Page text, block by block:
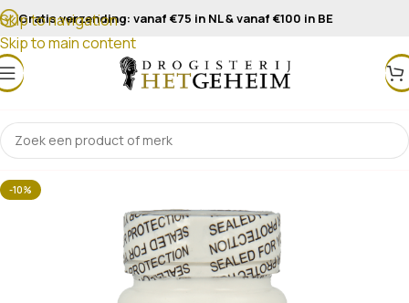
Skip to navigation
Skip to main content
Gratis verzending: vanaf €75 in NL & vanaf €100 in BE
-10%